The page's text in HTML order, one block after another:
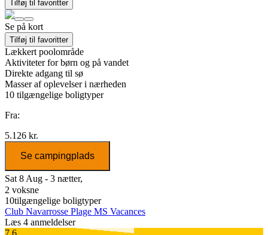
Tilføj til favoritter
Se på kort
Tilføj til favoritter
Lækkert poolområde
Aktiviteter for børn og på vandet
Direkte adgang til sø
Masser af oplevelser i nærheden
10 tilgængelige boligtyper
Fra:
5.126 kr.
Se campingplads
Sat 8 Aug - 3 nætter,
2 voksne
10tilgængelige boligtyper
Club Navarrosse Plage MS Vacances
Læs 4 anmeldelser